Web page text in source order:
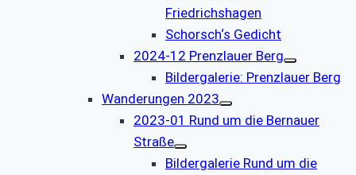
Friedrichshagen
Schorsch‘s Gedicht
2024-12 Prenzlauer Berg
Bildergalerie: Prenzlauer Berg
Wanderungen 2023
2023-01 Rund um die Bernauer
Straße
Bildergalerie Rund um die